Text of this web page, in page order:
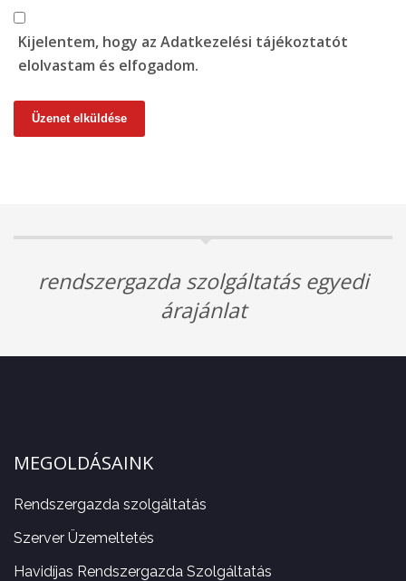
Kijelentem, hogy az Adatkezelési tájékoztatót
elolvastam és elfogadom.
Üzenet elküldése
rendszergazda szolgáltatás egyedi
árajánlat
MEGOLDÁSAINK
Rendszergazda szolgáltatás
Szerver Üzemeltetés
Havidíjas Rendszergazda Szolgáltatás